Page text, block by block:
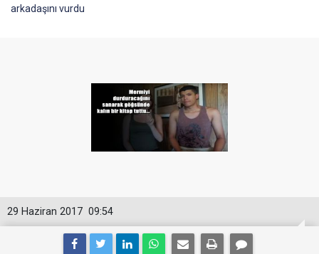
arkadaşını vurdu
09:54
29 Haziran 2017